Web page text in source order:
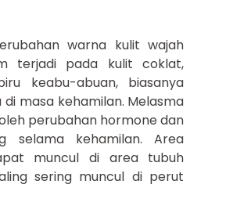
warna kulit wajah
terjadi pada kulit coklat,
keabu-abuan, biasanya
masa kehamilan. Melasma
perubahan hormone dan
selama kehamilan. Area
muncul di area tubuh
sering muncul di perut